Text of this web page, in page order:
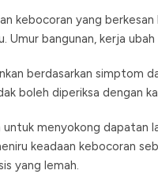
kebocoran yang
Umur bangunan, kerja
berdasarkan simptom
boleh diperiksa dengan
menyokong dapatan
keadaan kebocoran
yang lemah.